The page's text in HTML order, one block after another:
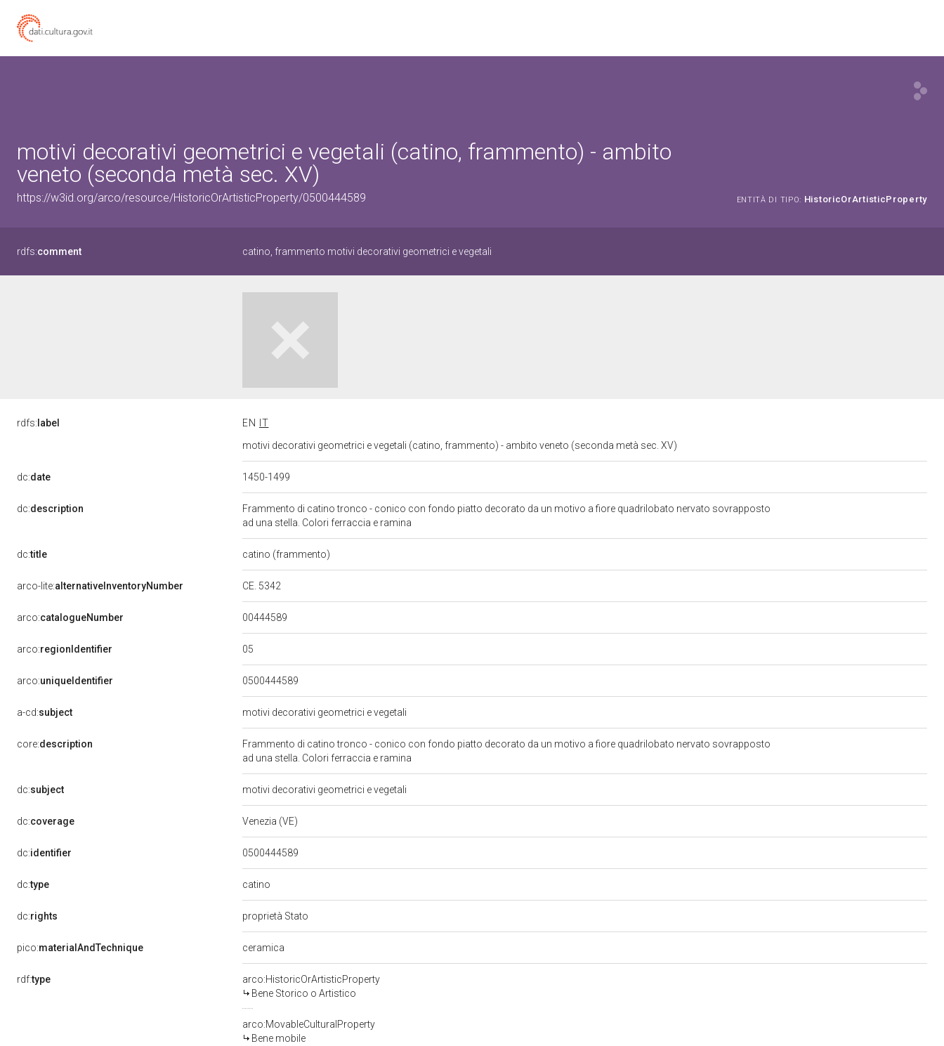
motivi decorativi geometrici e vegetali (catino, frammento) - ambito
veneto (seconda metà sec. XV)
https://w3id.org/arco/resource/HistoricOrArtisticProperty/0500444589 ENTITÀ DI TIPO: HistoricOrArtisticProperty
rdfs:comment catino, frammento motivi decorativi geometrici e vegetali
rdfs: label EN
IT
motivi decorativi geometrici e vegetali (catino, frammento) - ambito veneto (seconda metà sec. XV)
dc:date 1450-1499
dc:description
Frammento di catino tronco - conico con fondo piatto decorato da un motivo a fiore quadrilobato nervato sovrapposto
ad una stella. Colori ferraccia e ramina
dc:title catino (frammento)
arco-lite:alternativeInventoryNumber CE. 5342
arco:catalogueNumber 00444589
arco:regionIdentifier 05
arco:uniqueIdentifier 0500444589
a-cd:subject motivi decorativi geometrici e vegetali
core:description
Frammento di catino tronco - conico con fondo piatto decorato da un motivo a fiore quadrilobato nervato sovrapposto
ad una stella. Colori ferraccia e ramina
dc:subject motivi decorativi geometrici e vegetali
dc:coverage Venezia (VE)
dc:identifier 0500444589
dc:type catino
dc:rights proprietà Stato
pico:materialAndTechnique ceramica
rdf:type
arco:HistoricOrArtisticProperty
Bene Storico o Artistico
arco:MovableCulturalProperty
Bene mobile